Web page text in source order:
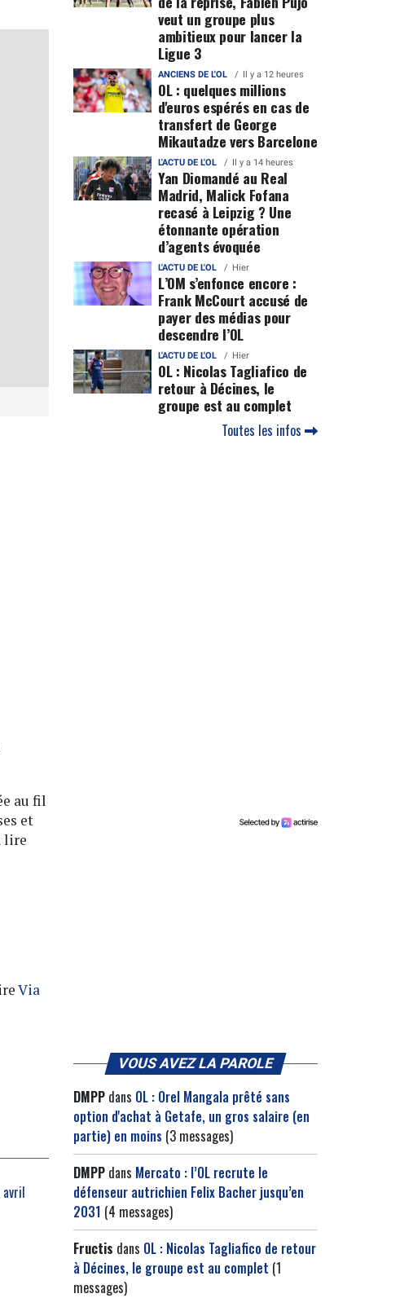
au fil
et
lire
Via
avril
veut un groupe plus
ambitieux pour lancer la
Ligue 3
ANCIENS DE L'OL Il y a 12 heures
OL : quelques millions
d'euros espérés en cas de
transfert de George
Mikautadze vers Barcelone
L'ACTU DE L'OL Il y a 14 heures
Yan Diomandé au Real
Madrid, Malick Fofana
recasé à Leipzig ? Une
étonnante opération
d’agents évoquée
L'ACTU DE L'OL Hier
L’OM s’enfonce encore :
Frank McCourt accusé de
payer des médias pour
descendre l’OL
L'ACTU DE L'OL Hier
OL : Nicolas Tagliafico de
retour à Décines, le
groupe est au complet
Toutes les infos
VOUS AVEZ LA PAROLE
DMPP dans OL : Orel Mangala prêté sans
option d'achat à Getafe, un gros salaire (en
partie) en moins (3 messages)
DMPP dans Mercato : l’OL recrute le
défenseur autrichien Felix Bacher jusqu’en
2031 (4 messages)
Fructis dans OL : Nicolas Tagliafico de retour
à Décines, le groupe est au complet (1
messages)